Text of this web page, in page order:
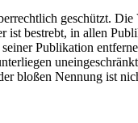
geschützt.
bestrebt, in allen
Publikation
bloßen Nennung ist